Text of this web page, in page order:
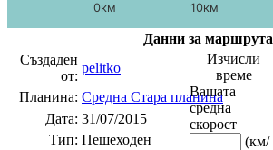
0км 10км
Данни за маршрута
Създаден
от:
pelitko
Изчисли
време
Вашата
средна
скорост
(км/
Планина: Средна Стара планина
Дата: 31/07/2015
Тип: Пешеходен